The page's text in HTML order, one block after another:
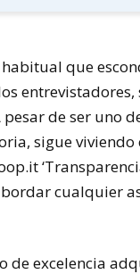
que
de ser uno
sigue viviendo
cualquier
de excelencia